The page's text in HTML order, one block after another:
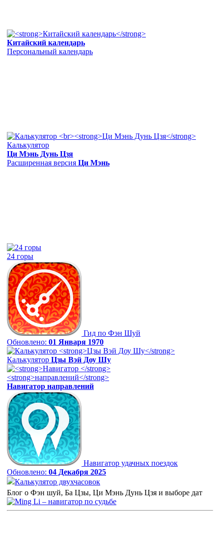
Китайский календарь
Персональный календарь
Калькулятор
Ци Мэнь Дунь Цзя
Расширенная версия Ци Мэнь
24 горы
Гид по Фэн Шуй
Обновлено: 01 Января 1970
Калькулятор Цзы Вэй Доу Шу
Навигатор направлений
Навигатор удачных поездок
Обновлено: 04 Декабря 2025
Калькулятор двухчасовок
Блог о Фэн шуй, Ба Цзы, Ци Мэнь Дунь Цзя и выборе дат